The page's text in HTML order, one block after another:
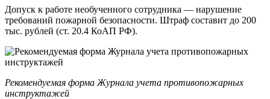
Допуск к работе необученного сотрудника — нарушение
требований пожарной безопасности. Штраф составит до 200
тыс. рублей (ст. 20.4 КоАП РФ).
Рекомендуемая форма Журнала учета противопожарных
инструктажей